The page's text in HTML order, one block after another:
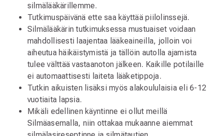
silmälääkärillemme.
Tutkimuspäivänä ette saa käyttää piilolinssejä.
Silmälääkärin tutkimuksessa mustuaiset voidaan
mahdollisesti laajentaa lääkeaineilla, jolloin voi
aiheutua häikäistymistä ja tällöin autolla ajamista
tulee välttää vastaanoton jälkeen. Kaikille potilaille
ei automaattisesti laiteta lääketippoja.
Tutkin aikuisten lisäksi myös alakoululaisia eli 6-12
vuotiaita lapsia.
Mikäli edellinen käyntinne ei ollut meillä
Silmäasemalla, niin ottakaa mukaanne aiemmat